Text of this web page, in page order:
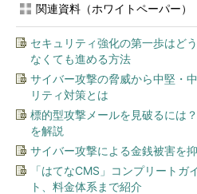
関連資料（ホワイトペーパー）
セキュリティ強化の第一歩はど
なくても進める方法
サイバー攻撃の脅威から中堅・
リティ対策とは
標的型攻撃メールを見破るには
を解説
サイバー攻撃による金銭被害を
「はてなCMS」コンプリート
ト、料金体系まで紹介